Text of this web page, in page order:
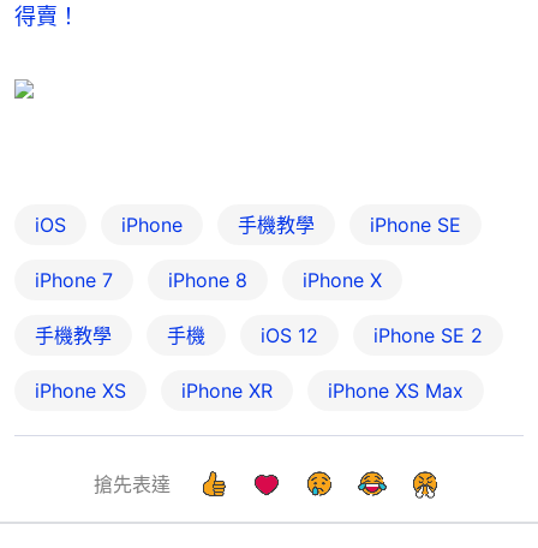
得賣！
iOS iPhone 手機教學 iPhone SE
iPhone 7 iPhone 8 iPhone X
手機教學 手機 iOS 12 iPhone SE 2
iPhone XS iPhone XR iPhone XS Max
搶先表達